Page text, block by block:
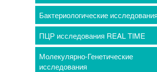
Бактериологические исследования
ПЦР исследования REAL TIME
Молекулярно-Генетические
исследования